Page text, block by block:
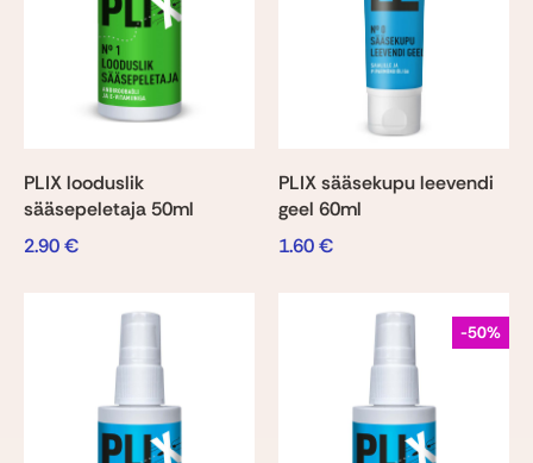
PLIX looduslik
sääsepeletaja 50ml
2.90€
PLIX sääsekupu leevendi
geel 60ml
1.60€
-50%